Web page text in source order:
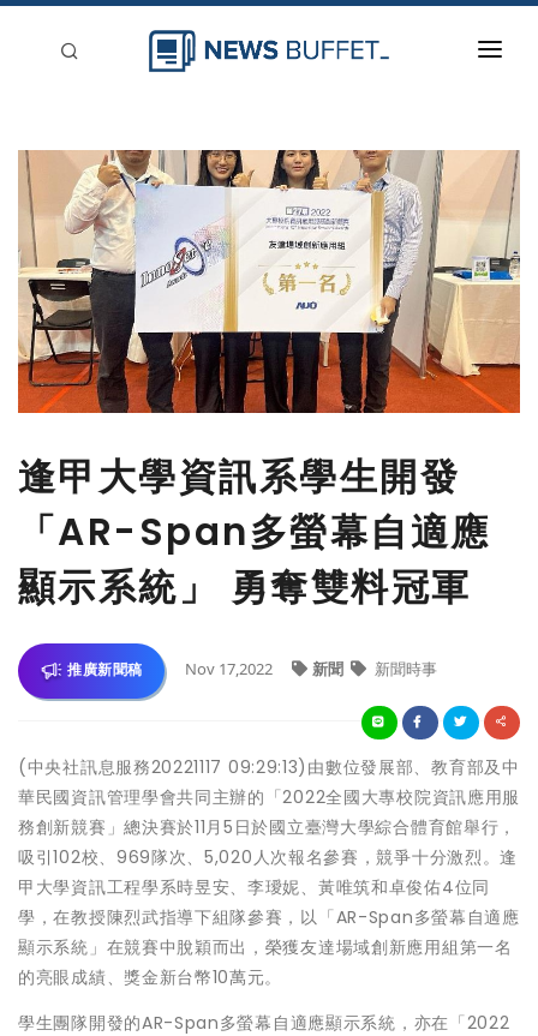
新聞稿分類
登入
刊登
逢甲大學資訊系學生開發
「AR-Span多螢幕自適應
顯示系統」 勇奪雙料冠軍
推廣新聞稿 Nov 17,2022 新聞 新聞時事
(中央社訊息服務20221117 09:29:13)由數位發展部、教育部及中
華民國資訊管理學會共同主辦的「2022全國大專校院資訊應用服
務創新競賽」總決賽於11月5日於國立臺灣大學綜合體育館舉行，
吸引102校、969隊次、5,020人次報名參賽，競爭十分激烈。逢
甲大學資訊工程學系時昱安、李璦妮、黃唯筑和卓俊佑4位同
學，在教授陳烈武指導下組隊參賽，以「AR-Span多螢幕自適應
顯示系統」在競賽中脫穎而出，榮獲友達場域創新應用組第一名
的亮眼成績、獎金新台幣10萬元。
學生團隊開發的AR-Span多螢幕自適應顯示系統，亦在「2022